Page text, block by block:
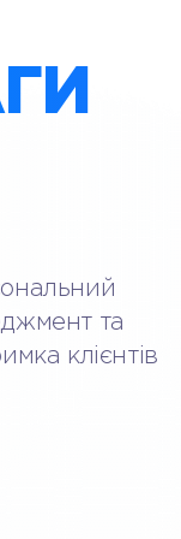
та
клієнтів